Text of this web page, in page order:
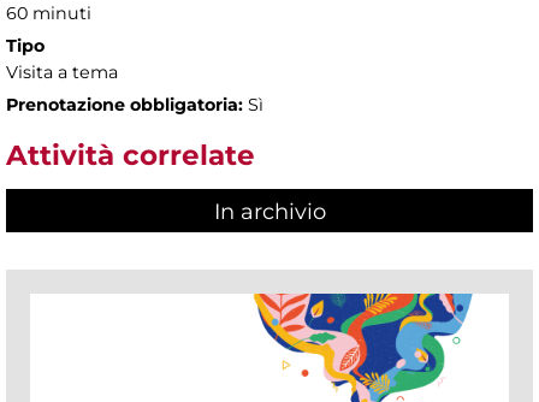
60 minuti
Tipo
Visita a tema
Prenotazione obbligatoria: Sì
Attività correlate
In archivio